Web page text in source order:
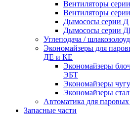
Вентиляторы
Вентиляторы
Дымососы серии Д
Дымососы серии
Углеподача /
Экономайзеры для
ДЕ и КЕ
Экономайзеры
ЭБТ
Экономайзеры
Экономайзеры
Автоматика для
Запасные части